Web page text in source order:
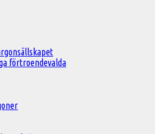
förtroendevalda